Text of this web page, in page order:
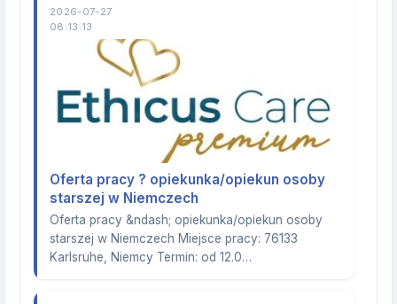
2026-07-27
08:13:13
Oferta pracy ? opiekunka/opiekun osoby
starszej w Niemczech
Oferta pracy &ndash; opiekunka/opiekun osoby
starszej w Niemczech Miejsce pracy: 76133
Karlsruhe, Niemcy Termin: od 12.0…